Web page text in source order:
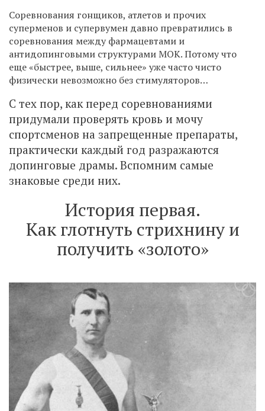
Соревнования гонщиков, атлетов и прочих
суперменов и супервумен давно превратились в
соревнования между фармацевтами и
антидопинговыми структурами МОК. Потому что
еще «быстрее, выше, сильнее» уже часто чисто
физически невозможно без стимуляторов…
С тех пор, как перед соревнованиями
придумали проверять кровь и мочу
спортсменов на запрещенные препараты,
практически каждый год разражаются
допинговые драмы. Вспомним самые
знаковые среди них.
История первая.
Как глотнуть стрихнину и
получить «золото»